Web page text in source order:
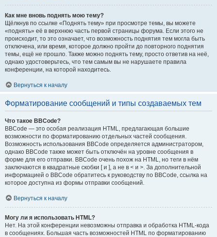
Как мне вновь поднять мою тему?
Щёлкнув по ссылке «Поднять тему» при просмотре темы, вы можете
«поднять» её в верхнюю часть первой страницы форума. Если этого не
происходит, то это означает, что возможность поднятия тем могла быть
отключена, или время, которое должно пройти до повторного поднятия
темы, ещё не прошло. Также можно поднять тему, просто ответив на неё,
однако удостоверьтесь, что тем самым вы не нарушаете правила
конференции, на которой находитесь.
Вернуться к началу
Форматирование сообщений и типы создаваемых тем
Что такое BBCode?
BBCode — это особая реализация HTML, предлагающая большие
возможности по форматированию отдельных частей сообщения.
Возможность использования BBCode определяется администратором,
однако BBCode также может быть отключён на уровне сообщения в
форме для его отправки. BBCode очень похож на HTML, но теги в нём
заключаются в квадратные скобки [ и ], а не в < и >. За дополнительной
информацией о BBCode обратитесь к руководству по BBCode, ссылка на
которое доступна из формы отправки сообщений.
Вернуться к началу
Могу ли я использовать HTML?
Нет. На этой конференции невозможны отправка и обработка HTML-кода
в сообщениях. Большая часть возможностей HTML по форматированию